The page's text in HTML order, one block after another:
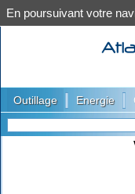
Outillage Energie
En poursuivant votre